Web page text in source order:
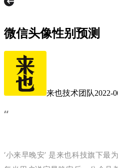
微信头像性别预测
来也技术团队2022-
“
‘小来早晚安’ 是来也科技旗下最